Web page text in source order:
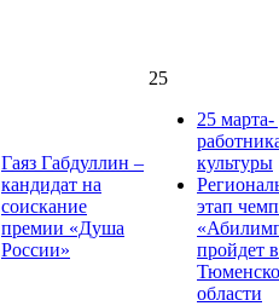
Гаяз Габдуллин –
кандидат на
соискание
премии «Душа
России»
25
25
культуры
этап
пройдет в
области